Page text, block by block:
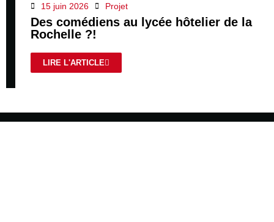
15 juin 2026 Projet
Des comédiens au lycée hôtelier de la
Rochelle ?!
LIRE L'ARTICLE